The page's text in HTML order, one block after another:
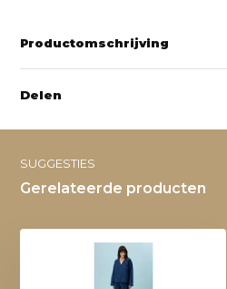
Productomschrijving
Delen
SUGGESTIES
Gerelateerde producten